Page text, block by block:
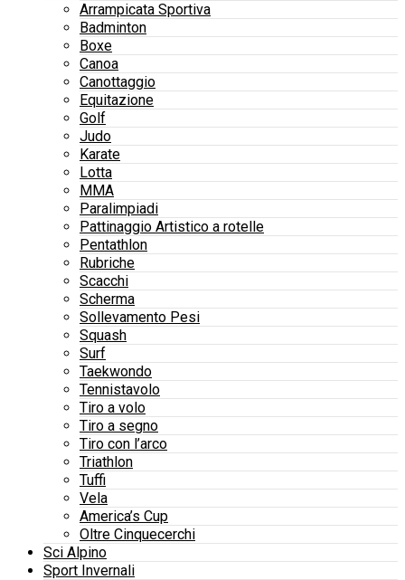
Arrampicata Sportiva
Badminton
Boxe
Canoa
Canottaggio
Equitazione
Golf
Judo
Karate
Lotta
MMA
Paralimpiadi
Pattinaggio Artistico a rotelle
Pentathlon
Rubriche
Scacchi
Scherma
Sollevamento Pesi
Squash
Surf
Taekwondo
Tennistavolo
Tiro a volo
Tiro a segno
Tiro con l’arco
Triathlon
Tuffi
Vela
America’s Cup
Oltre Cinquecerchi
Sci Alpino
Sport Invernali